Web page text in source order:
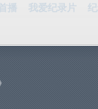
播 我爱纪录片